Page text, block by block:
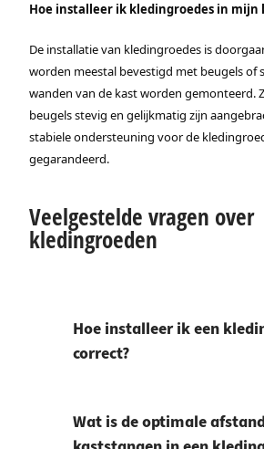
Hoe installeer ik kledingroedes in mijn
De installatie van kledingroedes is
worden meestal bevestigd met beugels of
wanden van de kast worden gemonteerd.
beugels stevig en gelijkmatig zijn
stabiele ondersteuning voor de
gegarandeerd.
Veelgestelde vragen over
kledingroeden
Hoe installeer ik een
correct?
Wat is de optimale